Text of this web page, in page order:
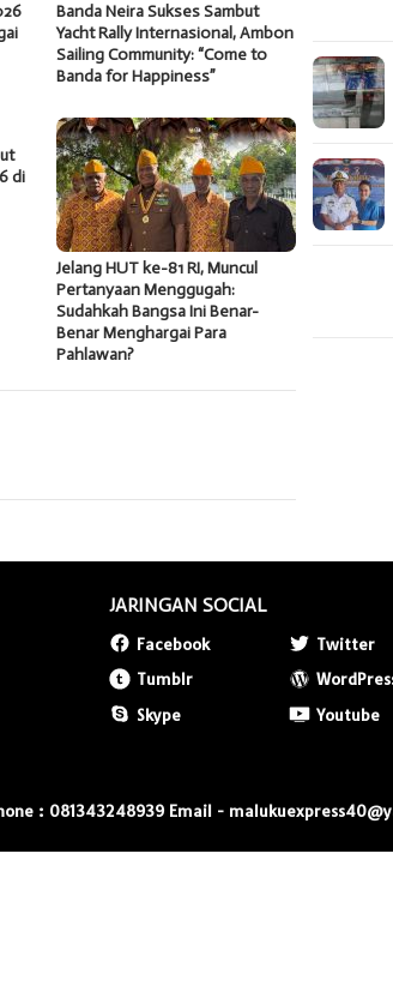
Banda Neira Sukses Sambut
Yacht Rally Internasional, Ambon
Sailing Community: “Come to
Banda for Happiness”
di
Jelang HUT ke-81 RI, Muncul
Pertanyaan Menggugah:
Sudahkah Bangsa Ini Benar-
Benar Menghargai Para
Pahlawan?
JARINGAN SOCIAL
Facebook Twitter
Tumblr
Skype
Youtube
: 081343248939 Email -